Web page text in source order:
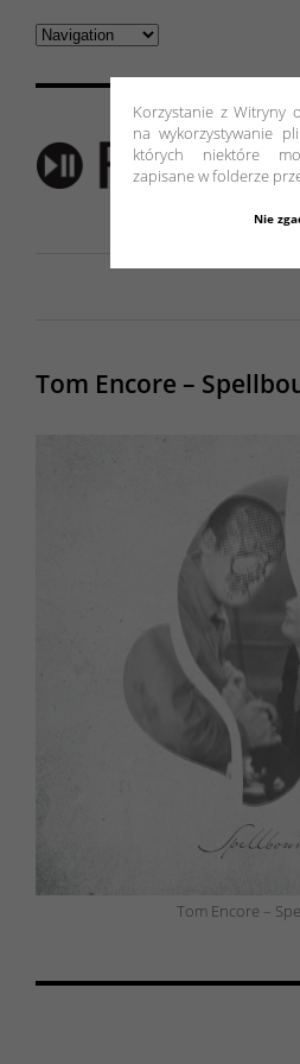
Korzystanie z Witryny
na wykorzystywanie
których niektóre
zapisane w folderze
Nie
Tom Encore –
Tom Encore –